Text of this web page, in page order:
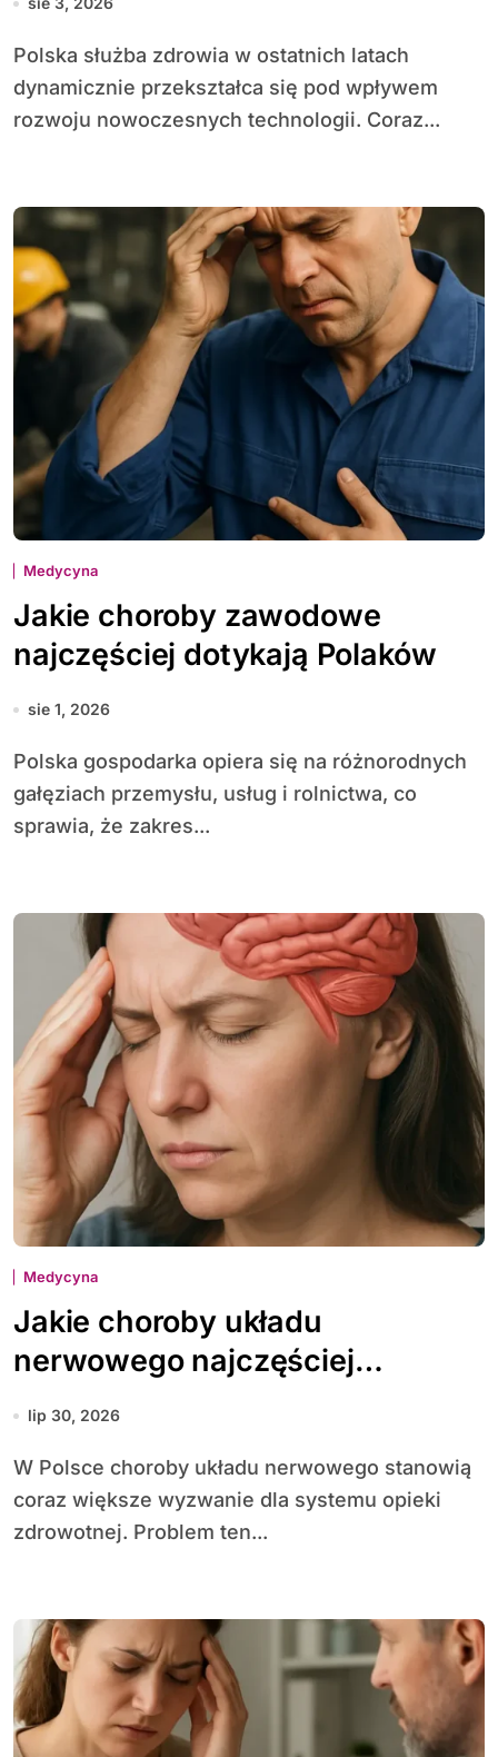
Polska służba zdrowia w ostatnich latach
dynamicznie przekształca się pod wpływem
rozwoju nowoczesnych technologii. Coraz...
Medycyna
Jakie choroby zawodowe
najczęściej dotykają Polaków
sie 1, 2026
Polska gospodarka opiera się na różnorodnych
gałęziach przemysłu, usług i rolnictwa, co
sprawia, że zakres...
Medycyna
Jakie choroby układu
nerwowego najczęściej
diagnozuje się w Polsce
lip 30, 2026
W Polsce choroby układu nerwowego stanowią
coraz większe wyzwanie dla systemu opieki
zdrowotnej. Problem ten...